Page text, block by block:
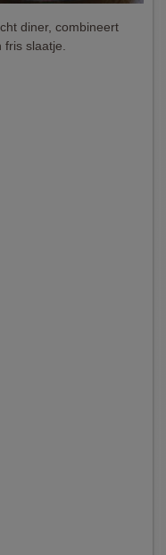
diner, combineert
slaatje.